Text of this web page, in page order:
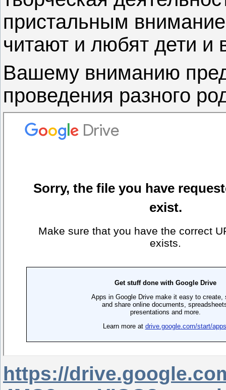
пристальным
читают и любят дети и
Вашему вниманию
проведения разного
https://